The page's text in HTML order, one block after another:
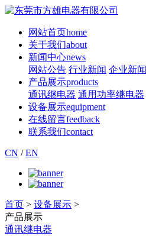
网站首页home
关于我们about
新闻中心news
网站公告 行业新闻 企业新闻
产品展示products
通讯继电器 通用功率继电器
设备展示equipment
在线留言feedback
联系我们contact
CN /EN
首页 > 设备展示 >
产品展示
通讯继电器